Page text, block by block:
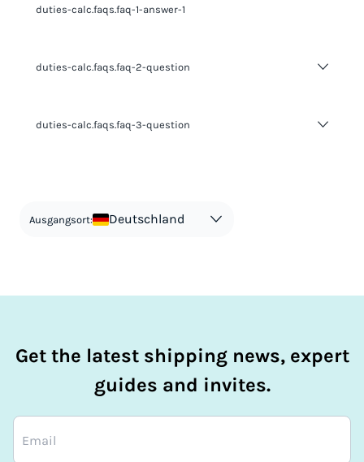
duties-calc.faqs.faq-1-answer-1
duties-calc.faqs.faq-2-question
duties-calc.faqs.faq-3-question
Ausgangsort: Deutschland
Get the latest shipping news, expert
guides and invites.